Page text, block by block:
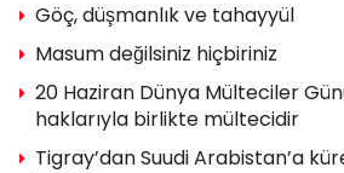
Göç, düşmanlık ve tahayyül
Masum değilsiniz hiçbiriniz
20 Haziran Dünya Mülteciler
haklarıyla birlikte mültecidir
Tigray’dan Suudi Arabistan’a